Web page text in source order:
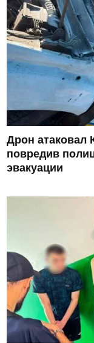
Дрон атаковал
повредив
эвакуации